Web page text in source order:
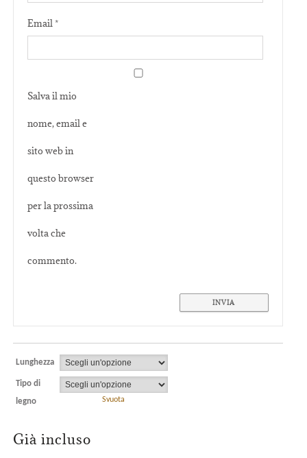
Email*
Salva il mio
nome, email e
sito web in
questo browser
per la prossima
volta che
commento.
Lunghezza
Tipo di
legno
Svuota
Già incluso